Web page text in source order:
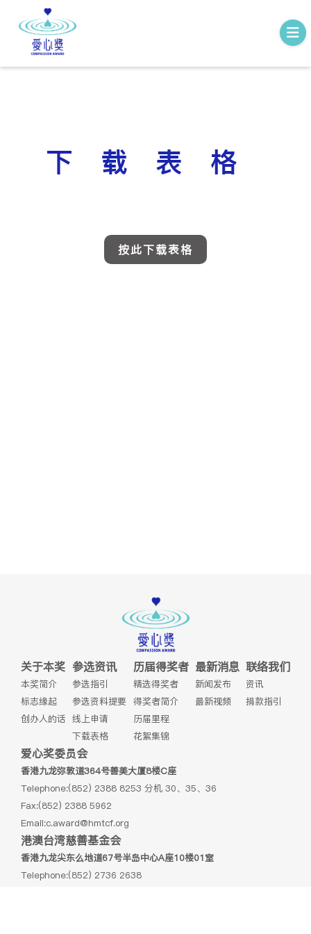
下载表格
按此下载表格
关于本奖
本奖简介
标志缘起
创办人的话
参选资讯
参选指引
参选资料提要
线上申请
下载表格
历届得奖者
精选得奖者
得奖者简介
历届里程
花絮集锦
最新消息
新闻发布
最新视频
联络我们
资讯
捐款指引
爱心奖委员会
香港九龙弥敦道364号善美大厦8楼C座
Telephone:(852) 2388 8253 分机 30、35、36
Fax:(852) 2388 5962
Email:c.award@hmtcf.org
港澳台湾慈善基金会
香港九龙尖东么地道67号半岛中心A座10楼01室
Telephone:(852) 2736 2638